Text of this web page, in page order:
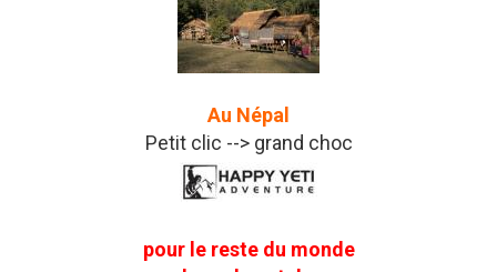
Au Népal
Petit clic --> grand choc
pour le reste du monde